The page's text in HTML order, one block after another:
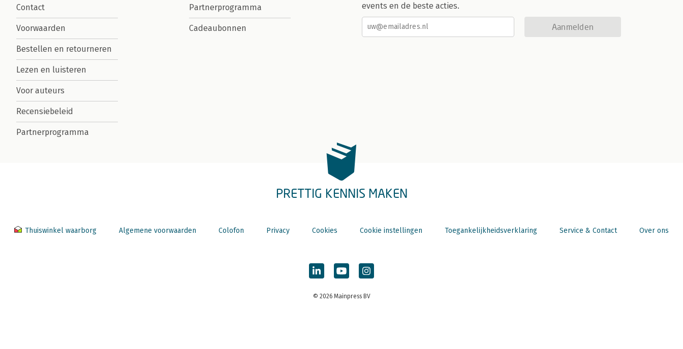
Contact
Voorwaarden
Bestellen en retourneren
Lezen en luisteren
Voor auteurs
Recensiebeleid
Partnerprogramma
Partnerprogramma
Cadeaubonnen
events en de beste acties.
Aanmelden
PRETTIG KENNIS MAKEN
Thuiswinkel waarborg Algemene voorwaarden Colofon Privacy Cookies Cookie instellingen Toegankelijkheidsverklaring Service & Contact Over ons
© 2026 Mainpress BV